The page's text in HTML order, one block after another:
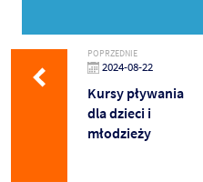
POPRZEDNIE
2024-08-22
Kursy pływania
dla dzieci i
młodzieży